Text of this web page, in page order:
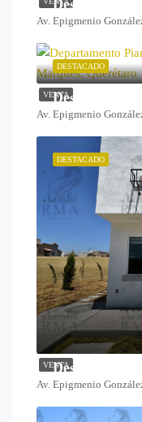
Desde
Av. Epigmenio
VENTA
DESTACADO
Desde
Av. Epigmenio
VENTA
DESTACADO
Desde
Av. Epigmenio